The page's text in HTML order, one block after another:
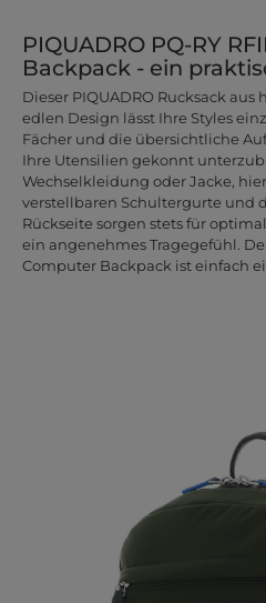
PIQUADRO PQ-RY
Backpack - ein
Dieser PIQUADRO Rucksack
edlen Design lässt Ihre Styles
Fächer und die übersichtliche
Ihre Utensilien gekonnt
Wechselkleidung oder Jacke,
verstellbaren Schultergurte und
Rückseite sorgen stets für
ein angenehmes Tragegefühl.
Computer Backpack ist einfach